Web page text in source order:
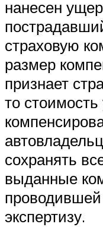
нанесен
страховую
размер
признает
то стоимость
сохранять
выданные
экспертизу.